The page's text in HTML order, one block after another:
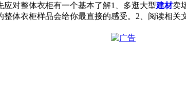
对整体衣柜有一个基本了解1、多逛大型建材卖
体衣柜样品会给你最直接的感受。2、阅读相